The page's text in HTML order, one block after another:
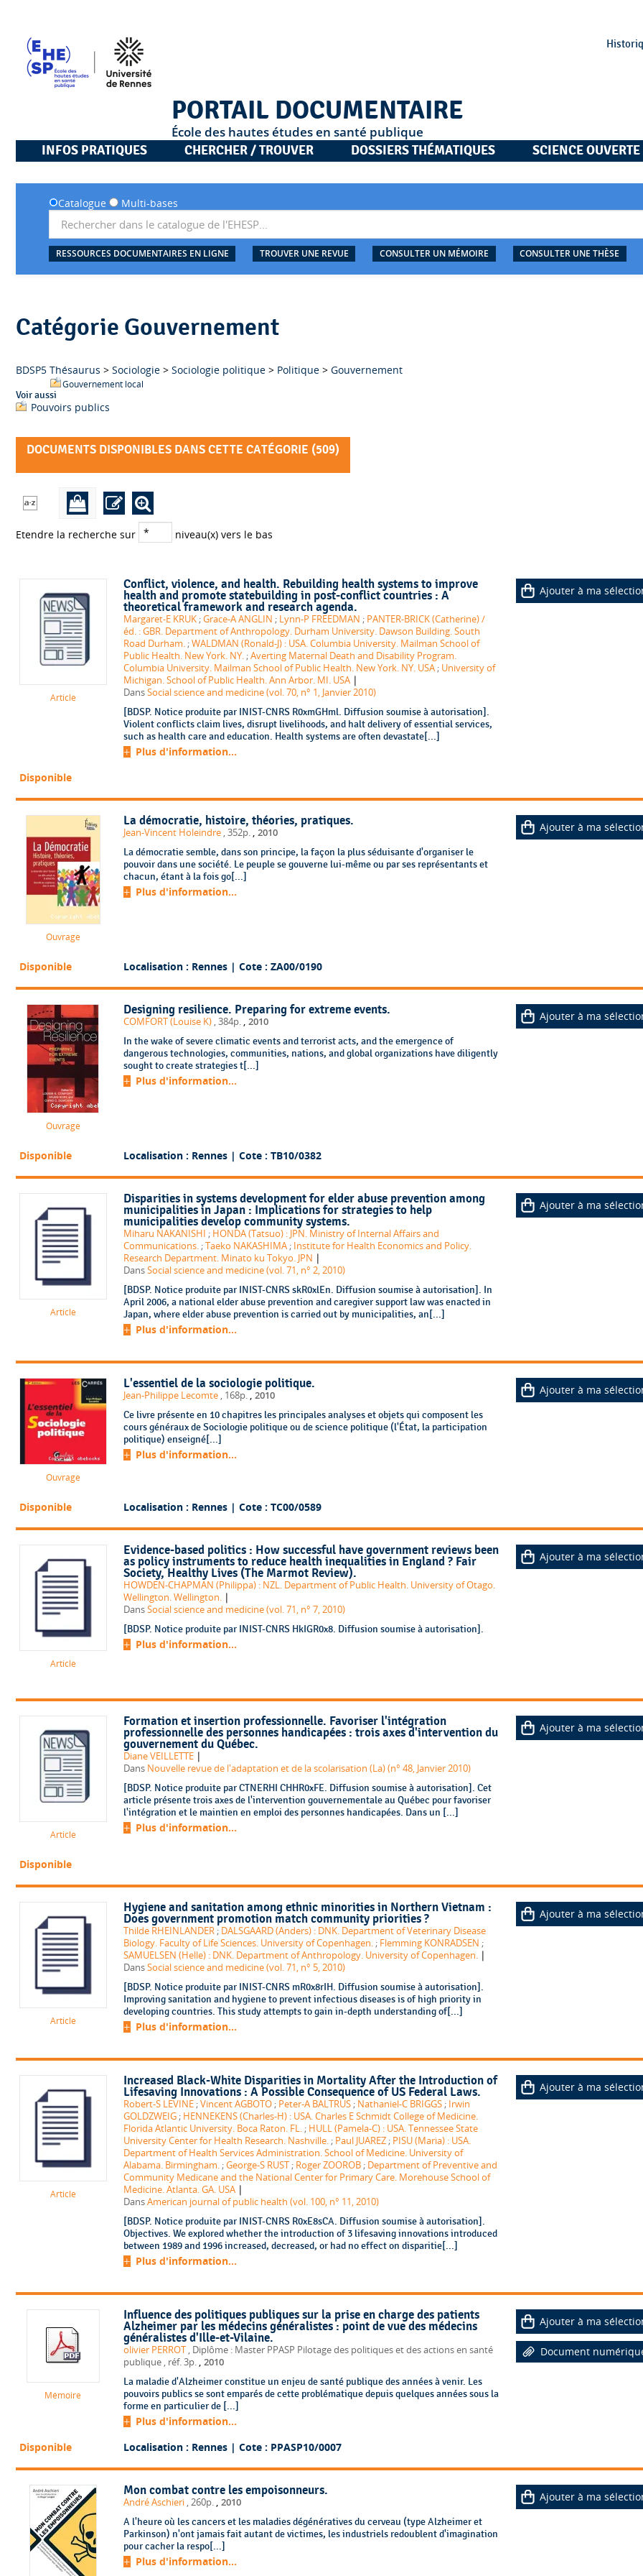
PORTAIL DOCUMENTAIRE
École des hautes études en santé publique
INFOS PRATIQUES
CHERCHER / TROUVER DOSSIERS THÉMATIQUES SCIENCE OUVERTE
Catalogue Multi-bases
RESSOURCES DOCUMENTAIRES EN LIGNE TROUVER UNE REVUE CONSULTER UN MÉMOIRE CONSULTER UNE THÈSE
Catégorie Gouvernement
BDSP5 Thésaurus > Sociologie > Sociologie politique > Politique > Gouvernement
Gouvernement local
Voir aussi
Pouvoirs publics
DOCUMENTS DISPONIBLES DANS CETTE CATÉGORIE (509)
Etendre la recherche sur niveau(x) vers le bas
Article
Conflict, violence, and health. Rebuilding health systems to improve
health and promote statebuilding in post-conflict countries : A
theoretical framework and research agenda.
Margaret-E KRUK ;Grace-A ANGLIN ; Lynn-P FREEDMAN ; PANTER-BRICK (Catherine) /
éd. : GBR. Department of Anthropology. Durham University. Dawson Building. South
Road Durham. ;WALDMAN (Ronald-J) : USA. Columbia University. Mailman School of
Public Health. New York. NY. ;Averting Maternal Death and Disability Program.
Columbia University. Mailman School of Public Health. New York. NY. USA ; University of
Michigan. School of Public Health. Ann Arbor. MI. USA |
DansSocial science and medicine (vol. 70, n° 1, Janvier 2010)
[BDSP. Notice produite par INIST-CNRS R0xmGHml. Diffusion soumise à autorisation].
Violent conflicts claim lives, disrupt livelihoods, and halt delivery of essential services,
such as health care and education. Health systems are often devastate[...]
Plus d'information...
Ajouter à ma
Disponible
Ouvrage
La démocratie, histoire, théories, pratiques.
Jean-Vincent Holeindre , 352p. 2010
La démocratie semble, dans son principe, la façon la plus séduisante d'organiser le
pouvoir dans une société. Le peuple se gouverne lui-même ou par ses représentants et
chacun, étant à la fois go[...]
Plus d'information...
Ajouter à ma
Disponible Localisation : Rennes | Cote : ZA00/0190
Ouvrage
Designing resilience. Preparing for extreme events.
COMFORT (Louise K) , 384p. 2010
In the wake of severe climatic events and terrorist acts, and the emergence of
dangerous technologies, communities, nations, and global organizations have diligently
sought to create strategies t[...]
Plus d'information...
Ajouter à ma
Disponible Localisation : Rennes | Cote : TB10/0382
Article
Disparities in systems development for elder abuse prevention among
municipalities in Japan : Implications for strategies to help
municipalities develop community systems.
Miharu NAKANISHI ; HONDA (Tatsuo) : JPN. Ministry of Internal Affairs and
Communications. ;Taeko NAKASHIMA ; Institute for Health Economics and Policy.
Research Department. Minato ku Tokyo. JPN |
DansSocial science and medicine (vol. 71, n° 2, 2010)
[BDSP. Notice produite par INIST-CNRS skR0xlEn. Diffusion soumise à autorisation]. In
April 2006, a national elder abuse prevention and caregiver support law was enacted in
Japan, where elder abuse prevention is carried out by municipalities, an[...]
Plus d'information...
Ajouter à ma
Ouvrage
L'essentiel de la sociologie politique.
Jean-Philippe Lecomte , 168p., 2010
Ce livre présente en 10 chapitres les principales analyses et objets qui composent les
cours généraux de Sociologie politique ou de science politique (l'État, la participation
politique) enseigné[...]
Plus d'information...
Ajouter à ma
Disponible Localisation : Rennes | Cote : TC00/0589
Article
Evidence-based politics : How successful have government reviews been
as policy instruments to reduce health inequalities in England ? Fair
Society, Healthy Lives (The Marmot Review).
HOWDEN-CHAPMAN (Philippa) : NZL. Department of Public Health. University of Otago.
Wellington. Wellington. |
DansSocial science and medicine (vol. 71, n° 7, 2010)
[BDSP. Notice produite par INIST-CNRS HkIGR0x8. Diffusion soumise à autorisation].
Plus d'information...
Ajouter à ma
Article
Formation et insertion professionnelle. Favoriser l'intégration
professionnelle des personnes handicapées : trois axes d'intervention du
gouvernement du Québec.
Diane VEILLETTE |
Dans Nouvelle revue de l'adaptation et de la scolarisation (La) (n° 48, Janvier 2010)
[BDSP. Notice produite par CTNERHI CHHR0xFE. Diffusion soumise à autorisation]. Cet
article présente trois axes de l'intervention gouvernementale au Québec pour favoriser
l'intégration et le maintien en emploi des personnes handicapées. Dans un [...]
Plus d'information...
Ajouter à ma
Disponible
Article
Hygiene and sanitation among ethnic minorities in Northern Vietnam :
Does government promotion match community priorities ?
Thilde RHEINLANDER ; DALSGAARD (Anders) : DNK. Department of Veterinary Disease
Biology. Faculty of Life Sciences. University of Copenhagen. ; Flemming KONRADSEN ;
SAMUELSEN (Helle) : DNK. Department of Anthropology. University of Copenhagen. |
DansSocial science and medicine (vol. 71, n° 5, 2010)
[BDSP. Notice produite par INIST-CNRS mR0x8rIH. Diffusion soumise à autorisation].
Improving sanitation and hygiene to prevent infectious diseases is of high priority in
developing countries. This study attempts to gain in-depth understanding of[...]
Plus d'information...
Ajouter à ma
Article
Increased Black-White Disparities in Mortality After the Introduction of
Lifesaving Innovations : A Possible Consequence of US Federal Laws.
Robert-S LEVINE ;Vincent AGBOTO ; Peter-A BALTRUS ; Nathaniel-C BRIGGS ; Irwin
GOLDZWEIG ; HENNEKENS (Charles-H) : USA. Charles E Schmidt College of Medicine.
Florida Atlantic University. Boca Raton. FL. ; HULL (Pamela-C) : USA. Tennessee State
University Center for Health Research. Nashville. ; Paul JUAREZ ; PISU (Maria) : USA.
Department of Health Services Administration. School of Medicine. University of
Alabama. Birmingham. ;George-S RUST ; Roger ZOOROB ; Department of Preventive and
Community Medicane and the National Center for Primary Care. Morehouse School of
Medicine. Atlanta. GA. USA |
DansAmerican journal of public health (vol. 100, n° 11, 2010)
[BDSP. Notice produite par INIST-CNRS R0xE8sCA. Diffusion soumise à autorisation].
Objectives. We explored whether the introduction of 3 lifesaving innovations introduced
between 1989 and 1996 increased, decreased, or had no effect on disparitie[...]
Plus d'information...
Ajouter à ma
Mémoire
Influence des politiques publiques sur la prise en charge des patients
Alzheimer par les médecins généralistes : point de vue des médecins
généralistes d'Ille-et-Vilaine.
olivier PERROT , Diplôme : Master PPASP Pilotage des politiques et des actions en santé
publique , réf. 3p. , 2010
La maladie d'Alzheimer constitue un enjeu de santé publique des années à venir. Les
pouvoirs publics se sont emparés de cette problématique depuis quelques années sous la
forme en particulier de [...]
Plus d'information...
Ajouter à ma
Document
Disponible Localisation : Rennes | Cote : PPASP10/0007
Mon combat contre les empoisonneurs.
André Aschieri , 260p. , 2010
A l'heure où les cancers et les maladies dégénératives du cerveau (type Alzheimer et
Parkinson) n'ont jamais fait autant de victimes, les industriels redoublent d'imagination
pour cacher la respo[...]
Plus d'information...
Ajouter à ma